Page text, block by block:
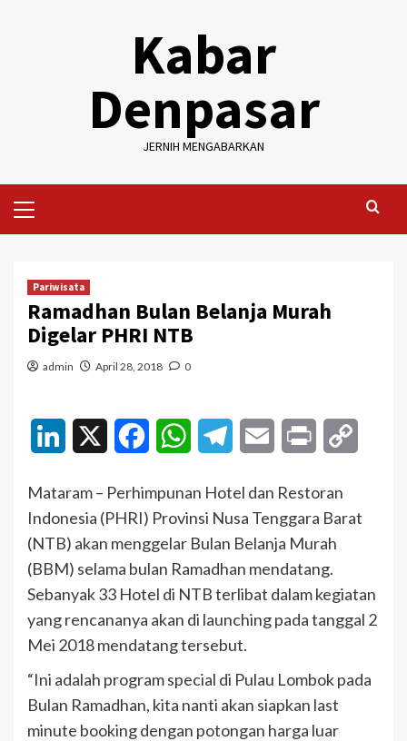
Kabar
Denpasar
JERNIH MENGABARKAN
Menu
Pariwisata
Ramadhan Bulan Belanja Murah
Digelar PHRI NTB
admin April 28, 2018 0
LinkedIn FacebookWhatsAppTelegramEmail Print
Mataram – Perhimpunan Hotel dan Restoran
Indonesia (PHRI) Provinsi Nusa Tenggara Barat
(NTB) akan menggelar Bulan Belanja Murah
(BBM) selama bulan Ramadhan mendatang.
Sebanyak 33 Hotel di NTB terlibat dalam kegiatan
yang rencananya akan di launching pada tanggal 2
Mei 2018 mendatang tersebut.
“Ini adalah program special di Pulau Lombok pada
Bulan Ramadhan, kita nanti akan siapkan last
minute booking dengan potongan harga luar